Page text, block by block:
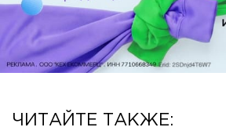
ЧИТАЙТЕ ТАКЖЕ: